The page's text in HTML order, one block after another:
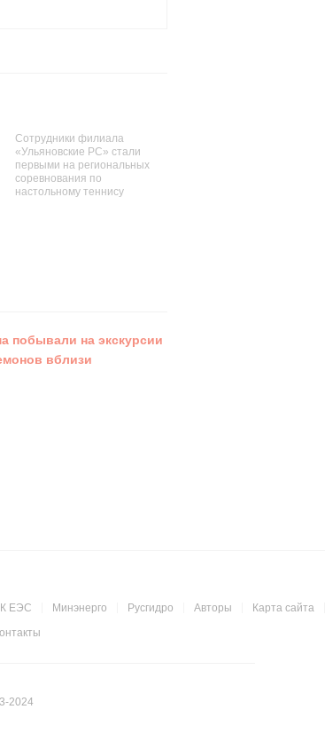
Сотрудники филиала
«Ульяновские РС» стали
первыми на региональных
соревнования по
настольному теннису
побывали на экскурсии
вблизи
ЕЭС Минэнерго Русгидро Авторы Карта сайта
2024